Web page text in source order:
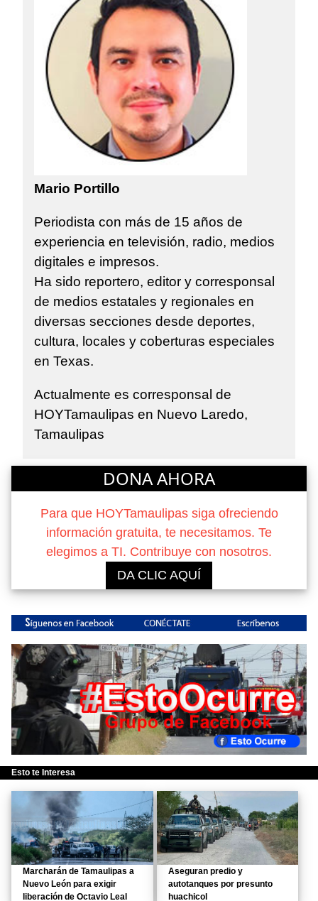
Mario Portillo
Periodista con más de 15 años de
experiencia en televisión, radio, medios
digitales e impresos.
Ha sido reportero, editor y corresponsal
de medios estatales y regionales en
diversas secciones desde deportes,
cultura, locales y coberturas especiales
en Texas.
Actualmente es corresponsal de
HOYTamaulipas en Nuevo Laredo,
Tamaulipas
DONA AHORA
Para que HOYTamaulipas siga ofreciendo
información gratuita, te necesitamos. Te
elegimos a TI. Contribuye con nosotros.
DA CLIC AQUÍ
Esto te Interesa
Marcharán de Tamaulipas a
Nuevo León para exigir
liberación de Octavio Leal
Aseguran predio y
autotanques por presunto
huachicol